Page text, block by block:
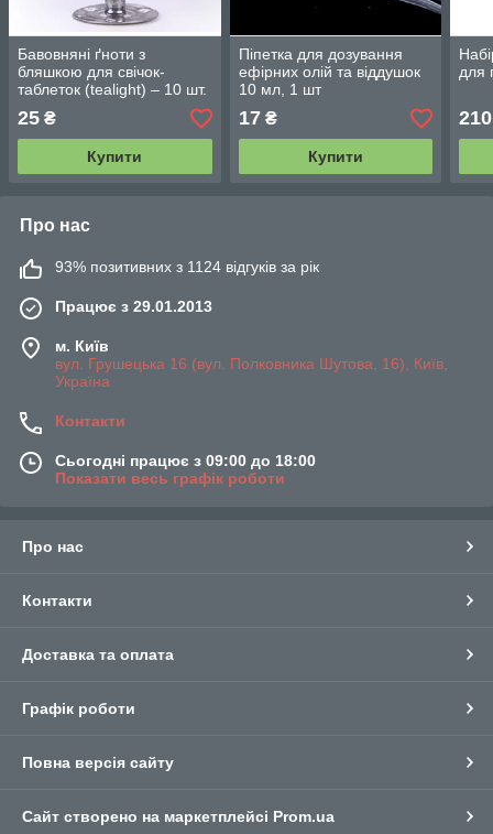
Бавовняні ґноти з
бляшкою для свічок-
таблеток (tealight) – 10 шт.
25 ₴
Купити
Піпетка для дозування
ефірних олій та віддушок
10 мл, 1 шт
17₴
Купити
для
210
Про нас
93% позитивних з 1124 відгуків за рік
Працює з 29.01.2013
м. Київ
вул. Грушецька 16 (вул. Полковника Шутова, 16), Київ,
Україна
Контакти
Сьогодні працює з 09:00 до 18:00
Показати весь графік роботи
Про нас
Контакти
Доставка та оплата
Графік роботи
Повна версія сайту
Сайт створено на маркетплейсі Prom.ua